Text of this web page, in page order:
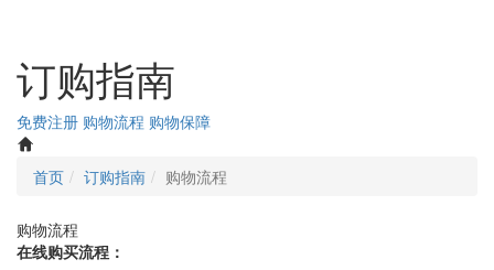
订购指南
免费注册 购物流程 购物保障
首页 订购指南 购物流程
购物流程
在线购买流程：